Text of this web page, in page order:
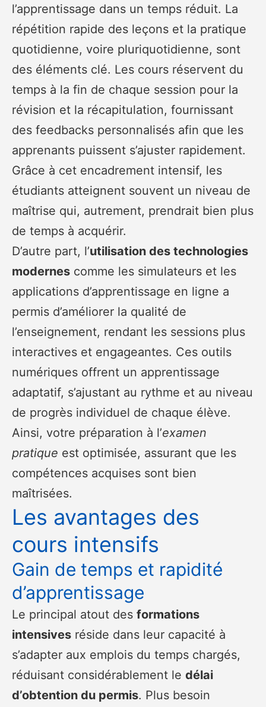
l’apprentissage dans un temps réduit. La
répétition rapide des leçons et la pratique
quotidienne, voire pluriquotidienne, sont
des éléments clé. Les cours réservent du
temps à la fin de chaque session pour la
révision et la récapitulation, fournissant
des feedbacks personnalisés afin que les
apprenants puissent s’ajuster rapidement.
Grâce à cet encadrement intensif, les
étudiants atteignent souvent un niveau de
maîtrise qui, autrement, prendrait bien plus
de temps à acquérir.
D’autre part, l’utilisation des technologies
modernes comme les simulateurs et les
applications d’apprentissage en ligne a
permis d’améliorer la qualité de
l’enseignement, rendant les sessions plus
interactives et engageantes. Ces outils
numériques offrent un apprentissage
adaptatif, s’ajustant au rythme et au niveau
de progrès individuel de chaque élève.
Ainsi, votre préparation à l’examen
pratique est optimisée, assurant que les
compétences acquises sont bien
maîtrisées.
Les avantages des
cours intensifs
Gain de temps et rapidité
d’apprentissage
Le principal atout des formations
intensives réside dans leur capacité à
s’adapter aux emplois du temps chargés,
réduisant considérablement le délai
d’obtention du permis. Plus besoin